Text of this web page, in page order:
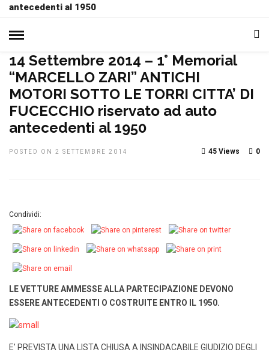
MANIFESTAZIONI
14 Settembre 2014 – 1° Memorial
“MARCELLO ZARI” ANTICHI
MOTORI SOTTO LE TORRI CITTA’ DI
FUCECCHIO riservato ad auto
antecedenti al 1950
POSTED ON 2 SETTEMBRE 2014 0
45 Views
Condividi:
LE VETTURE AMMESSE ALLA PARTECIPAZIONE DEVONO
ESSERE ANTECEDENTI O COSTRUITE ENTRO IL 1950.
E’ PREVISTA UNA LISTA CHIUSA A INSINDACABILE GIUDIZIO DEGLI
antecedenti al 1950